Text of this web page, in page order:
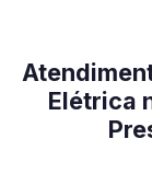
Elétrica